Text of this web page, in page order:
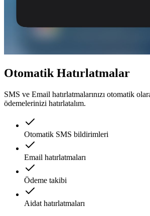
Otomatik Hatırlatmalar
SMS ve Email hatırlatmalarınızı otomatik
ödemelerinizi hatırlatalım.
Otomatik SMS bildirimleri
Email hatırlatmaları
Ödeme takibi
Aidat hatırlatmaları